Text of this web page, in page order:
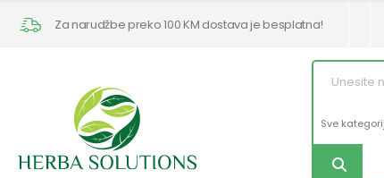
Za narudžbe preko 100 KM dostava je besplatna!